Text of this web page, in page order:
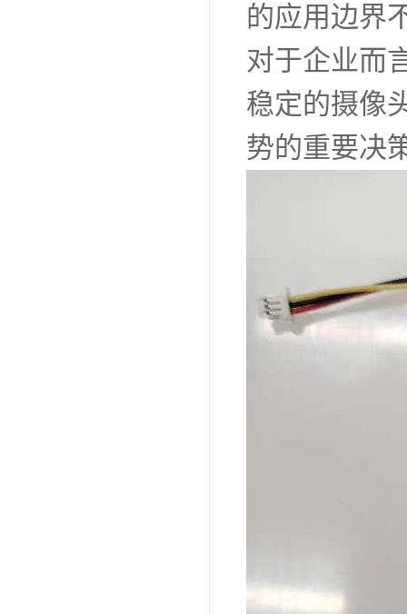
的应用边界
对于企业而
稳定的摄像
势的重要决